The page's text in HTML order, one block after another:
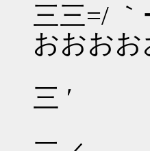
三三
おおお
三
{